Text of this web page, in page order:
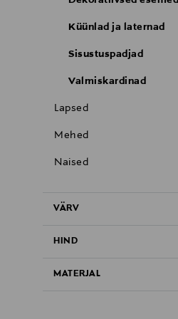
Küünlad ja laternad
Sisustuspadjad
Valmiskardinad
Lapsed
Mehed
Naised
VÄRV
HIND
MATERJAL